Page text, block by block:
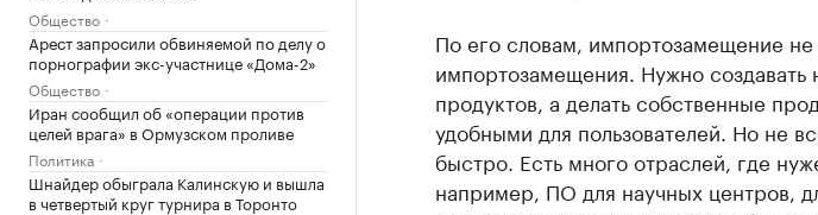
Общество
Арест запросили обвиняемой по делу о
порнографии экс-участнице «Дома-2»
Общество
Иран сообщил об «операции против
целей врага» в Ормузском проливе
Политика
Шнайдер обыграла Калинскую и вышла
в четвертый круг турнира в Торонто
По его словам, импортозамещение
импортозамещения. Нужно создавать
продуктов, а делать собственные
удобными для пользователей. Но не
быстро. Есть много отраслей, где
например, ПО для научных центров,